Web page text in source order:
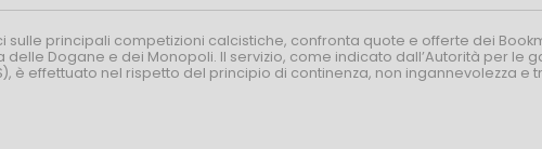
principali competizioni calcistiche, confronta quote e offerte dei
delle Dogane e dei Monopoli. Il servizio, come indicato dall’Autorità per le
è effettuato nel rispetto del principio di continenza, non ingannevolezza